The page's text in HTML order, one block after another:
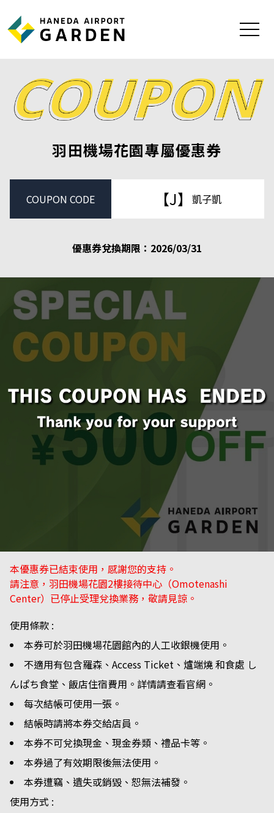
TOP
SHOPPING
HOTEL
TRANSFER
羽田機場花園專屬優惠券
COUPON CODE 【J】 凱子凱
優惠券兌換期限：2026/03/31
本優惠券已結束使用，感謝您的支持。
請注意，羽田機場花園2樓接待中心（Omotenashi
Center）已停止受理兌換業務，敬請見諒。
使用條款 :
本券可於羽田機場花園館內的人工收銀機使用。
不適用有包含羅森、Access Ticket、爐端燒 和食處 し
んぱち食堂、飯店住宿費用。詳情請查看官網。
每次結帳可使用一張。
結帳時請將本券交給店員。
本券不可兌換現金、現金券類、禮品卡等。
本券過了有效期限後無法使用。
本券遭竊、遺失或銷毀、恕無法補發。
使用方式 :